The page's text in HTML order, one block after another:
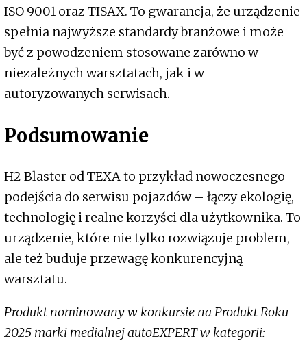
ISO 9001 oraz TISAX. To gwarancja, że urządzenie
spełnia najwyższe standardy branżowe i może
być z powodzeniem stosowane zarówno w
niezależnych warsztatach, jak i w
autoryzowanych serwisach.
Podsumowanie
H2 Blaster od TEXA to przykład nowoczesnego
podejścia do serwisu pojazdów – łączy ekologię,
technologię i realne korzyści dla użytkownika. To
urządzenie, które nie tylko rozwiązuje problem,
ale też buduje przewagę konkurencyjną
warsztatu.
Produkt nominowany w konkursie na Produkt Roku
2025 marki medialnej autoEXPERT w kategorii: